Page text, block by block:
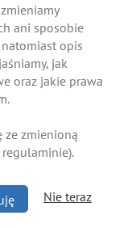
ani sposobie
opis
jak
oraz jakie prawa
ze zmienioną
Nie teraz